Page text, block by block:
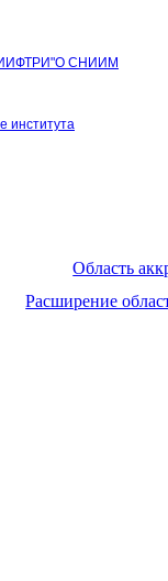
О СНИИМ
института
Область
Расширение